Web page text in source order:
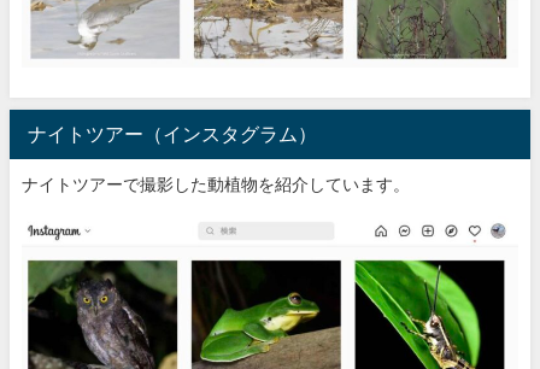
ナイトツアー（インスタグラム）
ナイトツアーで撮影した動植物を紹介しています。